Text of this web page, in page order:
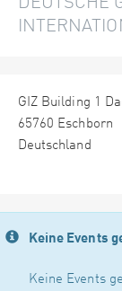
DEUTSCHE
GIZ Building 1
65760 Eschborn
Deutschland
Keine Events
Keine Events